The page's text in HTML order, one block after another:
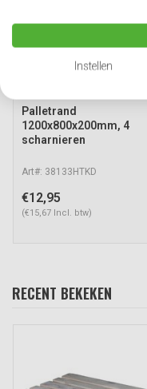
Palletrand
1200x800x200mm, 4
scharnieren
Art#: 38133HTKD
€12,95
(€15,67 Incl. btw)
RECENT BEKEKEN
Instellen